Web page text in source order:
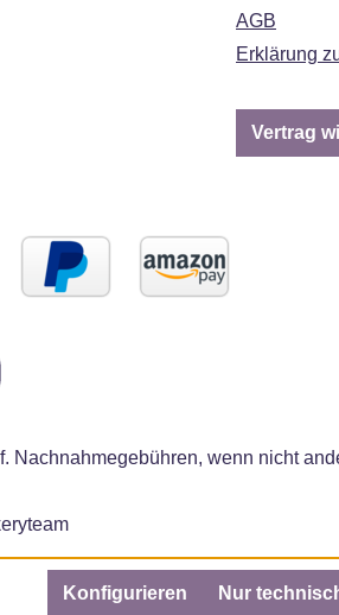
AGB
Erklärung
Vertrag
Nachnahmegebühren, wenn nicht
Nur
Konfigurieren